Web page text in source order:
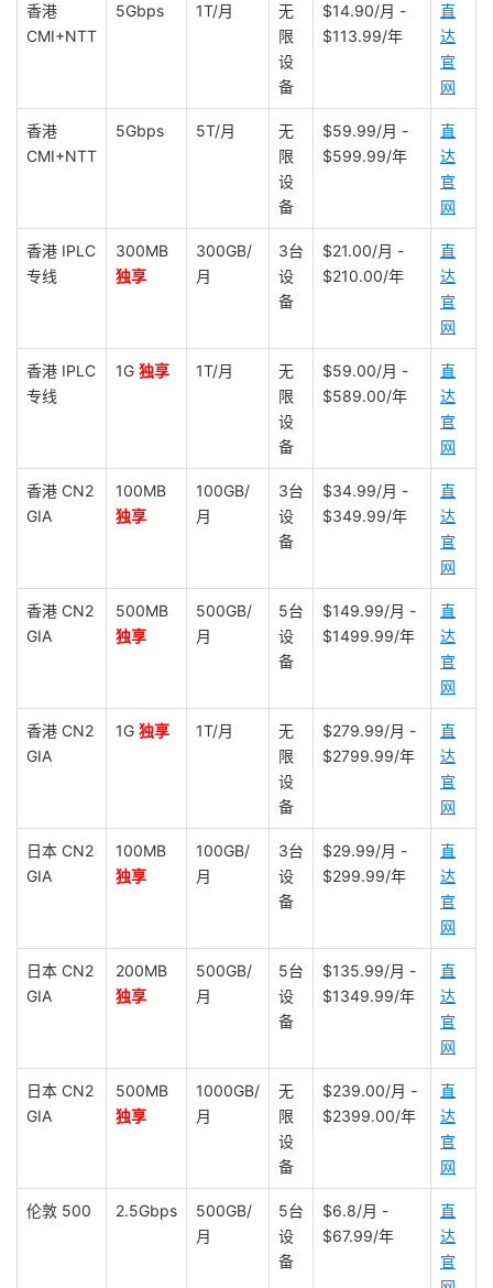
香港
CMI+NTT
5Gbps 1T/月
无
限
设
备
$14.90/月 -
$113.99/年
直
达
官
网
香港
CMI+NTT
5Gbps 5T/月
无
限
设
备
$59.99/月 -
$599.99/年
直
达
官
网
香港 IPLC
专线
300MB
独享
300GB/
月
3台
设
备
$21.00/月 -
$210.00/年
直
达
官
网
香港 IPLC
专线
1G 独享 1T/月
无
限
设
备
$59.00/月 -
$589.00/年
直
达
官
网
香港 CN2
GIA
100MB
独享
100GB/
月
3台
设
备
$34.99/月 -
$349.99/年
直
达
官
网
香港 CN2
GIA
500MB
独享
500GB/
月
5台
设
备
$149.99/月 -
$1499.99/年
直
达
官
网
香港 CN2
GIA
1G 独享 1T/月
无
限
设
备
$279.99/月 -
$2799.99/年
直
达
官
网
日本 CN2
GIA
100MB
独享
100GB/
月
3台
设
备
$29.99/月 -
$299.99/年
直
达
官
网
日本 CN2
GIA
200MB
独享
500GB/
月
5台
设
备
$135.99/月 -
$1349.99/年
直
达
官
网
日本 CN2
GIA
500MB
独享
1000GB/
月
无
限
设
备
$239.00/月 -
$2399.00/年
直
达
官
网
伦敦 500 2.5Gbps
500GB/
月
5台
设
备
$6.8/月 -
$67.99/年
直
达
官